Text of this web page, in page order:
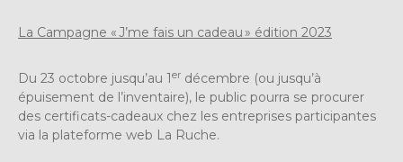
La Campagne « J’me fais un cadeau » édition 2023
Du 23 octobre jusqu’au 1 er décembre (ou jusqu’à
épuisement de l’inventaire), le public pourra se procurer
des certificats-cadeaux chez les entreprises participantes
via la plateforme web La Ruche.